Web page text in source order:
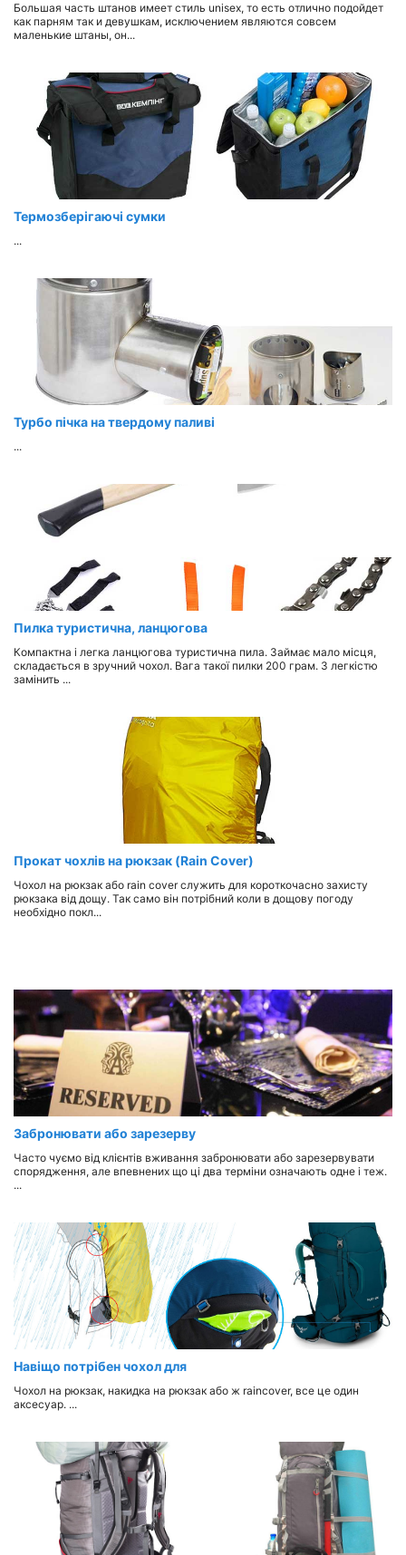
Большая часть штанов имеет стиль unisex, то есть отлично подойдет
как парням так и девушкам, исключением являются совсем
маленькие штаны, он...
Термозберігаючі сумки
...
Турбо пічка на твердому паливі
...
Пилка туристична, ланцюгова
Компактна і легка ланцюгова туристична пила. Займає мало місця,
складається в зручний чохол. Вага такої пилки 200 грам. З легкістю
замінить ...
Прокат чохлів на рюкзак (Rain Cover)
Чохол на рюкзак або raіn cover служить для короткочасно захисту
рюкзака від дощу. Так само він потрібний коли в дощову погоду
необхідно покл...
Забронювати або зарезерву
Часто чуємо від клієнтів вживання забронювати або зарезервувати
спорядження, але впевнених що ці два терміни означають одне і теж.
...
Навіщо потрібен чохол для
Чохол на рюкзак, накидка на рюкзак або ж raincover, все це один
аксесуар. ...